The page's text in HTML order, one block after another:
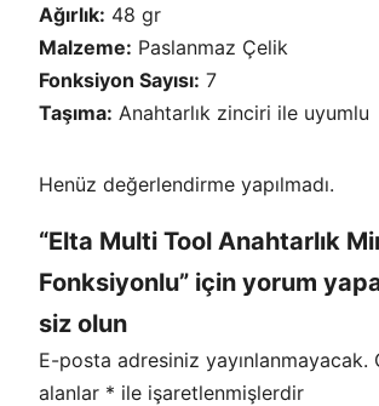
a
d
e
t
Ağırlık: 48 gr
Malzeme: Paslanmaz Çelik
Fonksiyon Sayısı: 7
Taşıma: Anahtarlık zinciri ile uyumlu
Henüz değerlendirme yapılmadı.
“Elta Multi Tool Anahtarlık
Fonksiyonlu” için yorum
siz olun
E-posta adresiniz yayınlanmayacak.
alanlar * ile işaretlenmişlerdir